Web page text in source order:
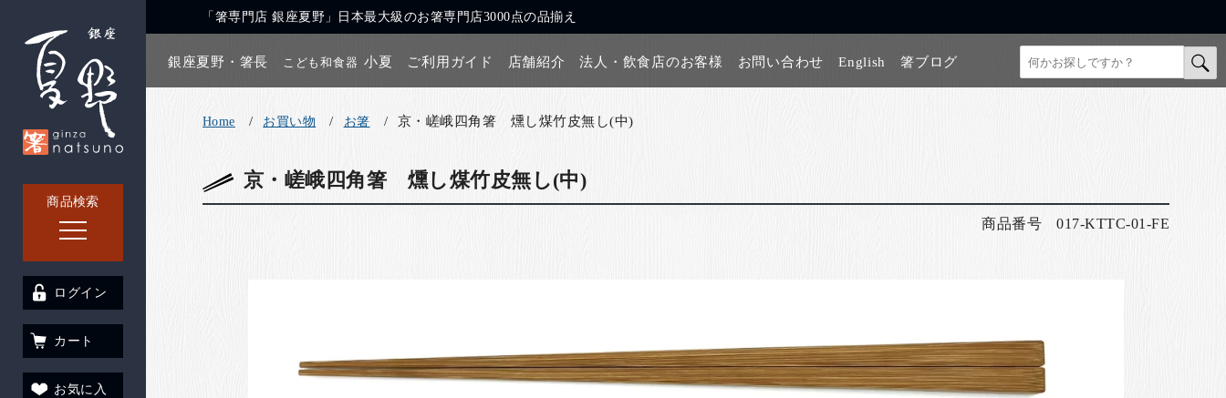
商品検索
「箸専門店 銀座夏野」日本最大級のお箸専門店3000点の品揃え
銀座夏野・箸長 こども和食器 小夏 ご利用ガイド 店舗紹介 法人・飲食店のお客様 お問い合わせ English 箸ブログ
ログイン
カート
お気に入
Home お買い物 お箸 京・嵯峨四角箸 燻し煤竹皮無し(中)
京・嵯峨四角箸 燻し煤竹皮無し(中)
商品番号 017-KTTC-01-FE